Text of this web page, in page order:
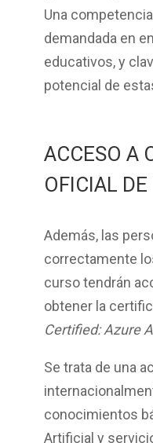
Una
demandada en
educativos, y
potencial de
ACCESO A
OFICIAL
Además, las
correctamente
cursotendrán
obtener la
Certified: Azure
Se trata de una
conocimientos
Artificial y